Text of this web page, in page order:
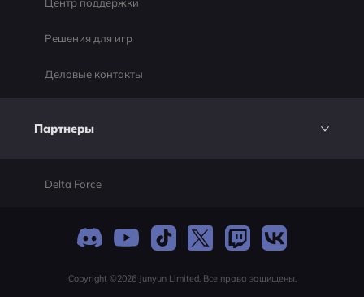
Центр поддержки
Решения для игр
Деловые контакты
Партнеры
Delta Force
Copyright ©2026 Junyun Limited. Все права защищены.